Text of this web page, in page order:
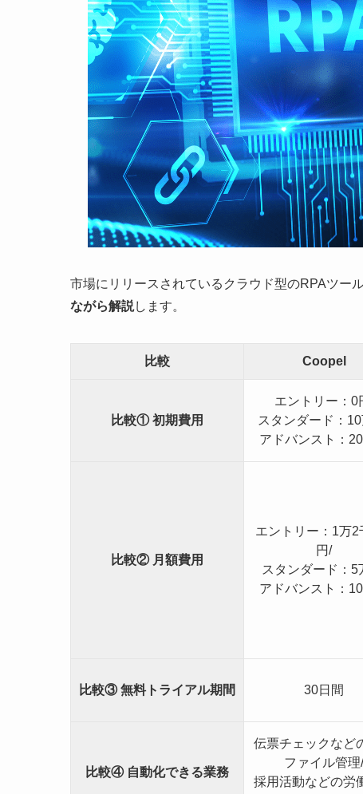
市場にリリースされているクラウド型のRPAツー
ながら解説します。
比較 Coopel
比較① 初期費用
エントリー：0
スタンダード：
アドバンスト：
比較② 月額費用
エントリー：1万2
円/
スタンダード：5
アドバンスト：
比較③ 無料トライアル期間 30日間
比較④ 自動化できる業務
伝票チェックなど
ファイル管理/
採用活動などの労